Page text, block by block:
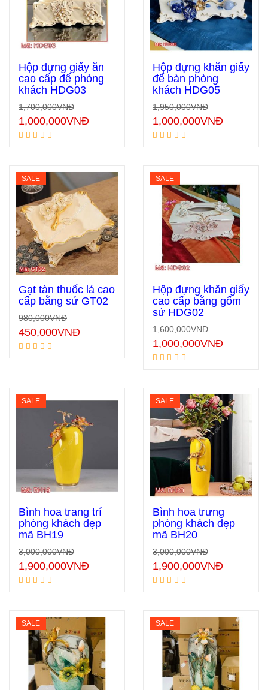
Hộp đựng khăn giấy
để bàn phòng
khách HDG05
1,950,000VNĐ
1,000,000VNĐ
Hộp đựng giấy ăn
cao cấp để phòng
khách HDG03
1,700,000VNĐ
1,000,000VNĐ
SALE
Hộp đựng khăn giấy
cao cấp bằng gốm
sứ HDG02
1,600,000VNĐ
1,000,000VNĐ
SALE
Thêm vào giỏ hàng
Gạt tàn thuốc lá cao
cấp bằng sứ GT02
980,000VNĐ
450,000VNĐ
SALE
Bình hoa trưng
phòng khách đẹp
mã BH20
3,000,000VNĐ
1,900,000VNĐ
SALE
Bình hoa trang trí
phòng khách đẹp
mã BH19
3,000,000VNĐ
1,900,000VNĐ
SALE
SALE